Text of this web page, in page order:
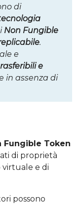
di
Non Fungible
.
e
e
in assenza di
Fungible Token
di proprietà
virtuale e di
possono